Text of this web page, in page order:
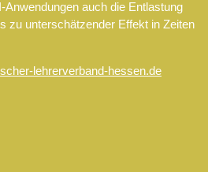
auch die Entlastung
zu unterschätzender Effekt in Zeiten
lehrerverband-hessen.de